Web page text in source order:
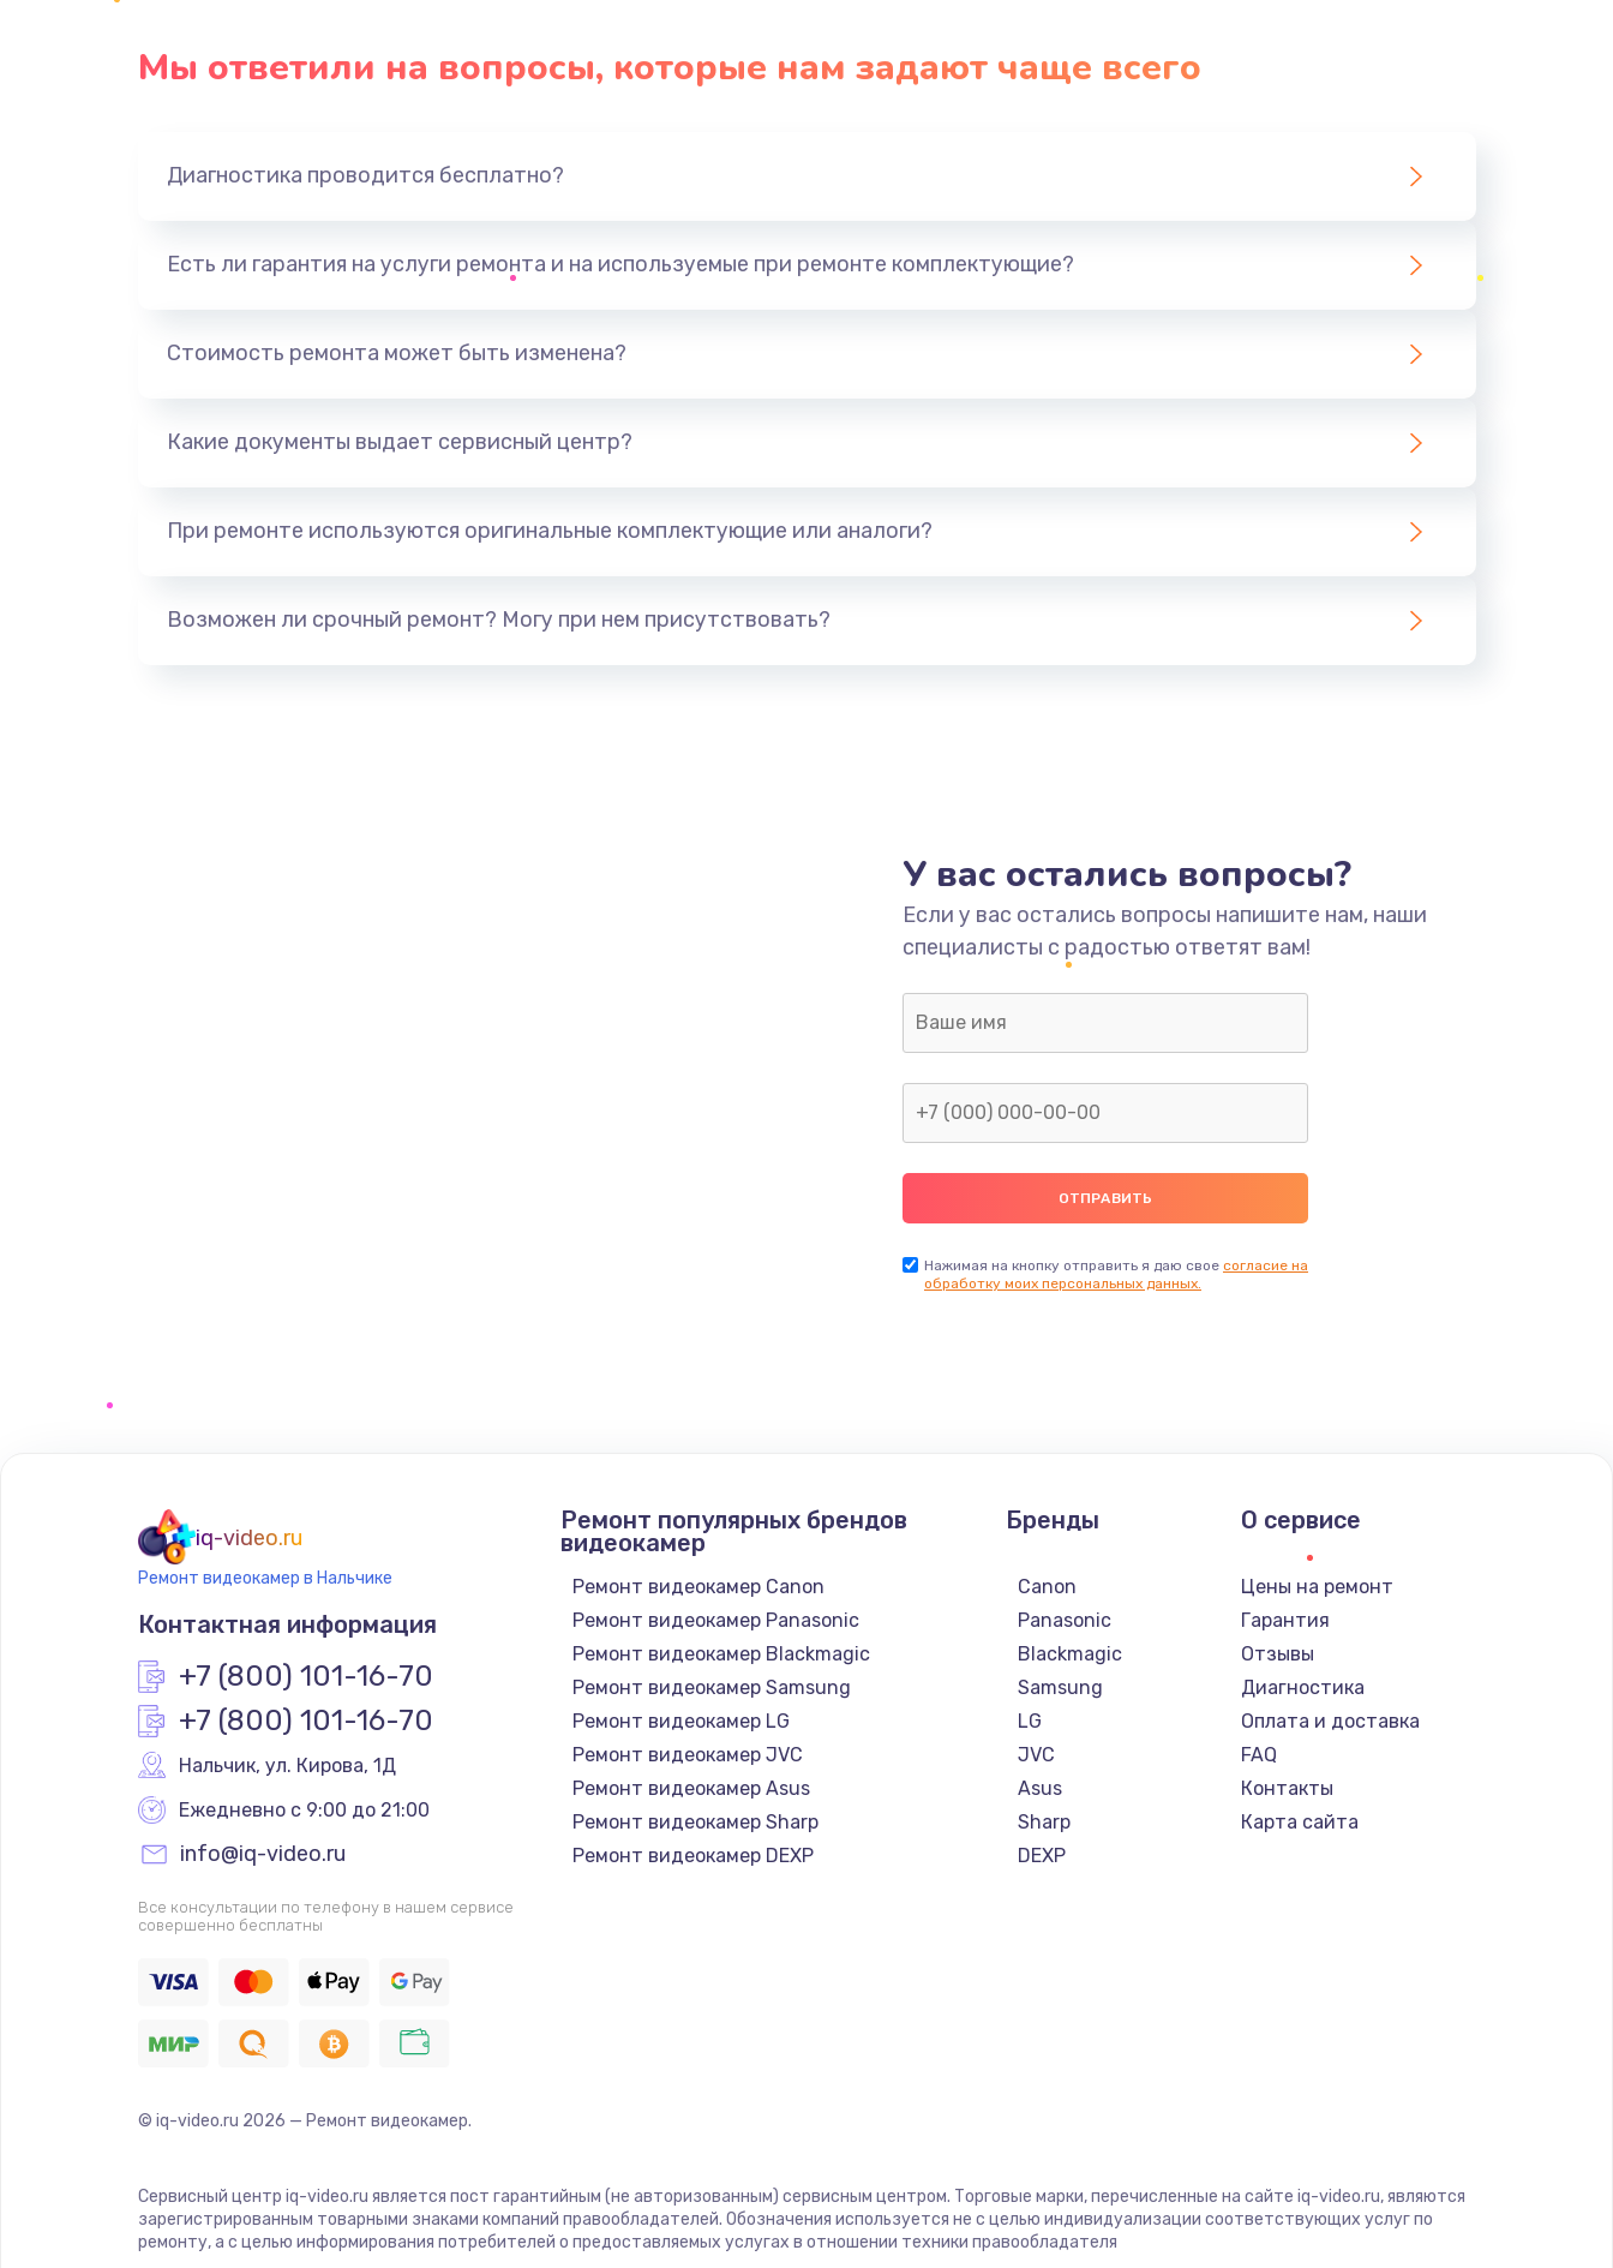
Мы ответили на вопросы, которые нам задают чаще всего
Диагностика проводится бесплатно?
Есть ли гарантия на услуги ремонта и на используемые при ремонте комплектующие?
Стоимость ремонта может быть изменена?
Какие документы выдает сервисный центр?
При ремонте используются оригинальные комплектующие или аналоги?
Возможен ли срочный ремонт? Могу при нем присутствовать?
У вас остались вопросы?
Если у вас остались вопросы напишите нам, наши
специалисты с радостью ответят вам!
Нажимая на кнопку отправить я даю свое согласие на
обработку моих персональных данных.
iq-video.ru
Ремонт видеокамер в Нальчике
Контактная информация
+7 (800) 101-16-70
+7 (800) 101-16-70
Нальчик, ул. Кирова, 1Д
Ежедневно с 9:00 до 21:00
info@iq-video.ru
Все консультации по телефону в нашем сервисе
совершенно бесплатны
Ремонт популярных брендов
видеокамер
Ремонт видеокамер Canon
Ремонт видеокамер Panasonic
Ремонт видеокамер Blackmagic
Ремонт видеокамер Samsung
Ремонт видеокамер LG
Ремонт видеокамер JVC
Ремонт видеокамер Asus
Ремонт видеокамер Sharp
Ремонт видеокамер DEXP
Бренды
Canon
Panasonic
Blackmagic
Samsung
LG
JVC
Asus
Sharp
DEXP
О сервисе
Цены на ремонт
Гарантия
Отзывы
Диагностика
Оплата и доставка
FAQ
Контакты
Карта сайта
© iq-video.ru 2026 — Ремонт видеокамер.
Сервисный центр iq-video.ru является пост гарантийным (не авторизованным) сервисным центром. Торговые марки, перечисленные на сайте iq-video.ru, являются
зарегистрированным товарными знаками компаний правообладателей. Обозначения используется не с целью индивидуализации соответствующих услуг по
ремонту, а с целью информирования потребителей о предоставляемых услугах в отношении техники правообладателя